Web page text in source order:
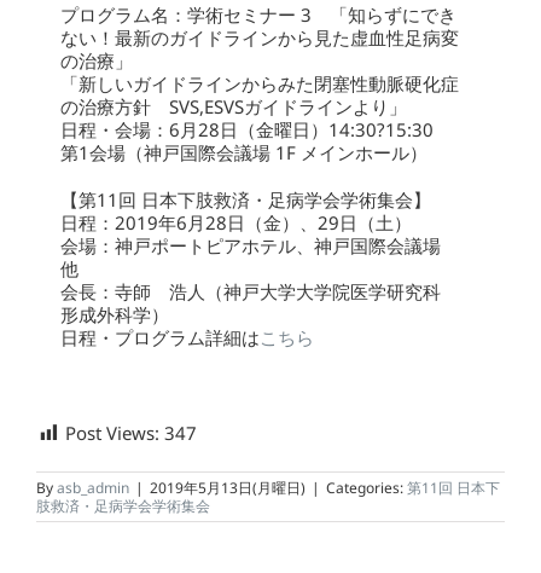
プログラム名：学術セミナー 3 「知らずにでき
ない！最新のガイドラインから見た虚血性足病変
の治療」
「新しいガイドラインからみた閉塞性動脈硬化症
の治療方針 SVS,ESVSガイドラインより」
日程・会場：6月28日（金曜日）14:30?15:30
第1会場（神戸国際会議場 1F メインホール）
【第11回 日本下肢救済・足病学会学術集会】
日程：2019年6月28日（金）、29日（土）
会場：神戸ポートピアホテル、神戸国際会議場
他
会長：寺師 浩人（神戸大学大学院医学研究科
形成外科学）
日程・プログラム詳細はこちら
Post Views: 347
Byasb_admin | 2019年5月13日(月曜日) | Categories:第11回 日本下
肢救済・足病学会学術集会